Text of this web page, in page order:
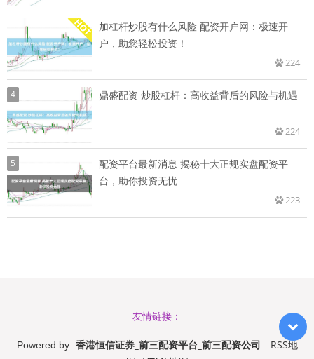
加杠杆炒股有什么风险 配资开户网：极速开
户，助您轻松投资！
224
4 鼎盛配资 炒股杠杆：高收益背后的风险与机遇
224
5
配资平台最新消息 揭秘十大正规实盘配资平
台，助你投资无忧
223
友情链接：
Powered by 香港恒信证券_前三配资平台_前三配资公司
RSS地